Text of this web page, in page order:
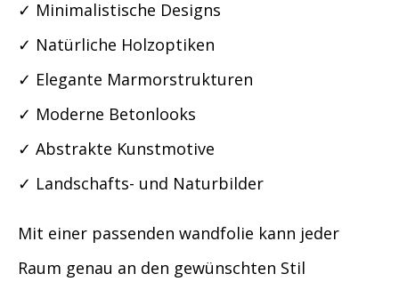
✓ Minimalistische Designs
✓ Natürliche Holzoptiken
✓ Elegante Marmorstrukturen
✓ Moderne Betonlooks
✓ Abstrakte Kunstmotive
✓ Landschafts- und Naturbilder
Mit einer passenden wandfolie kann jeder
Raum genau an den gewünschten Stil